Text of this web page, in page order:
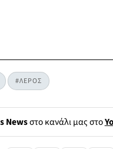
#ΛΕΡΟΣ
Newsστο κανάλι μας στο